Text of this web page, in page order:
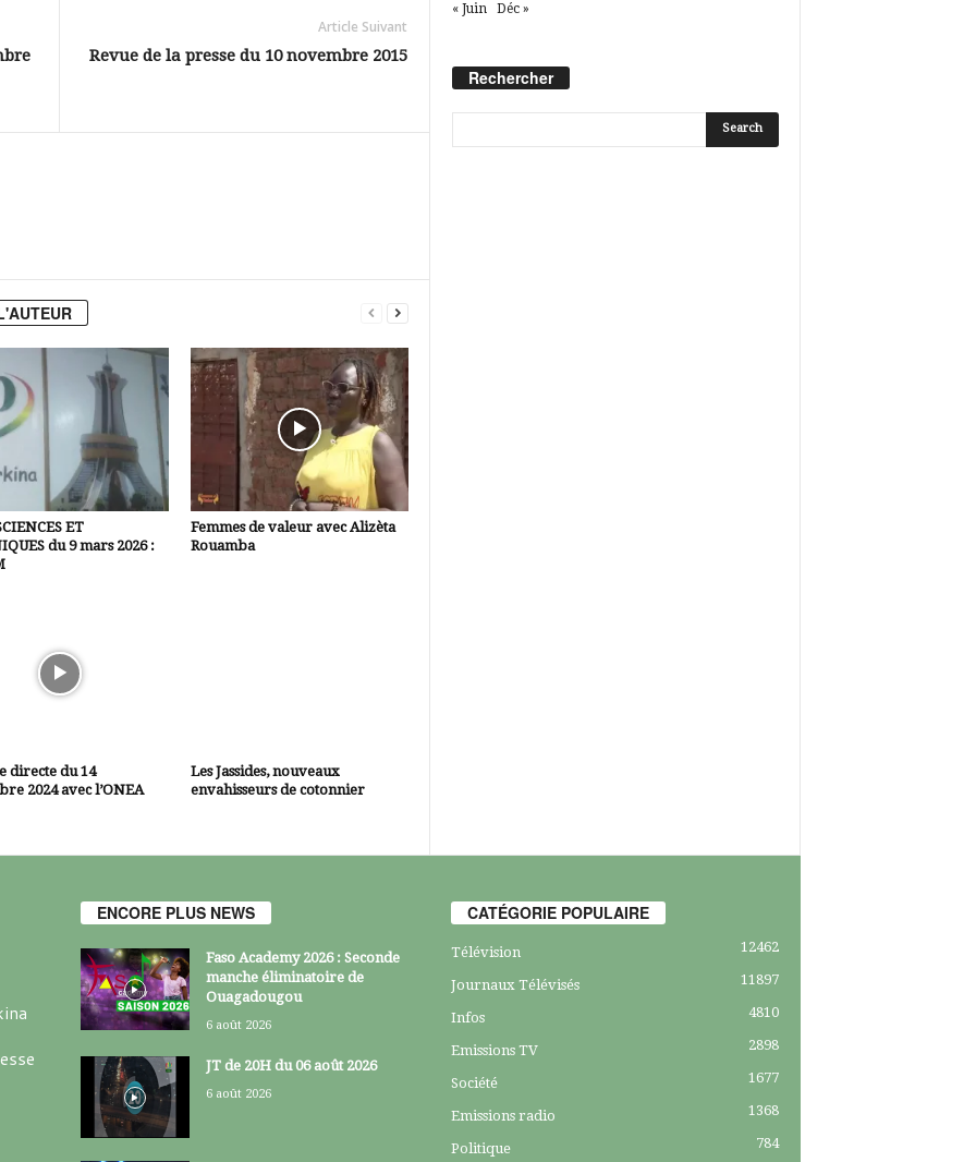
diminuer
le
Article Suivant
Revue de la presse du 10 novembre 2015
ET
du 9 mars 2026 :
Femmes de valeur avec Alizèta
Rouamba
directe du 14
2024 avec l’ONEA
Les Jassides, nouveaux
envahisseurs de cotonnier
« Juin Déc »
Rechercher
ENCORE PLUS NEWS
Faso Academy 2026 : Seconde
manche éliminatoire de
Ouagadougou
6 août 2026
JT de 20H du 06 août 2026
6 août 2026
CATÉGORIE POPULAIRE
Télévision 12462
Journaux Télévisés 11897
Infos 4810
Emissions TV 2898
Société 1677
Emissions radio 1368
Politique 784